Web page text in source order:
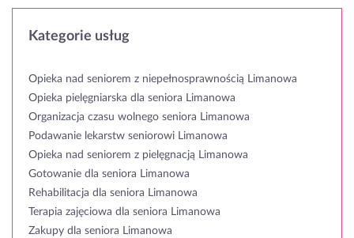
Kategorie usług
Opieka nad seniorem z niepełnosprawnością Limanowa
Opieka pielęgniarska dla seniora Limanowa
Organizacja czasu wolnego seniora Limanowa
Podawanie lekarstw seniorowi Limanowa
Opieka nad seniorem z pielęgnacją Limanowa
Gotowanie dla seniora Limanowa
Rehabilitacja dla seniora Limanowa
Terapia zajęciowa dla seniora Limanowa
Zakupy dla seniora Limanowa